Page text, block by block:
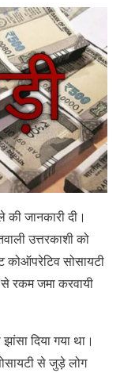
की जानकारी दी।
उत्तरकाशी को
कोऑपरेटिव सोसायटी
रकम जमा करवायी
दिया गया था।
से जुड़े लोग